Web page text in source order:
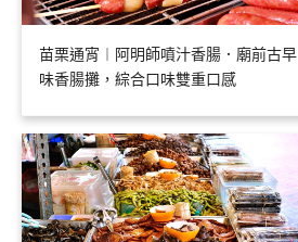
苗栗通宵︱阿明師噴汁香腸．廟前古早
味香腸攤，綜合口味雙重口感